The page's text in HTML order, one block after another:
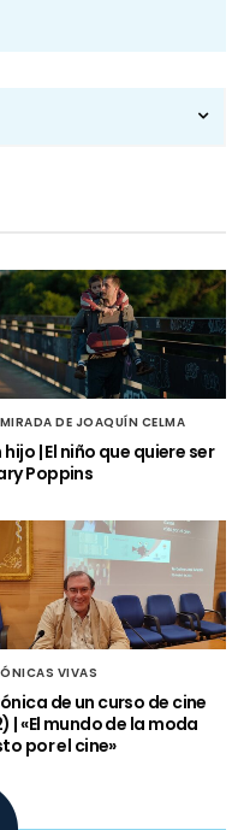
DE JOAQUÍN CELMA
hijo | El niño que quiere ser
Poppins
VIVAS
de un curso de cine
| «El mundo de la moda
por el cine»